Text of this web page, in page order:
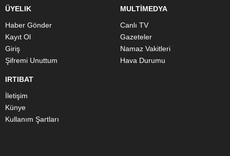
ÜYELIK
Haber Gönder
Kayıt Ol
Giriş
Şifremi Unuttum
MULTİMEDYA
Canlı TV
Gazeteler
Namaz Vakitleri
Hava Durumu
IRTIBAT
İletişim
Künye
Kullanım Şartları